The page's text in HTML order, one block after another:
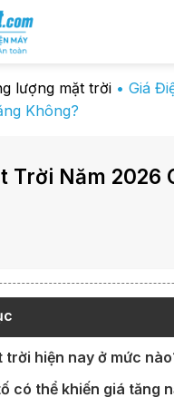
lượng mặt trời • Giá
Không?
Trời Năm 2026
trời hiện nay ở mức
có thể khiến giá tăng